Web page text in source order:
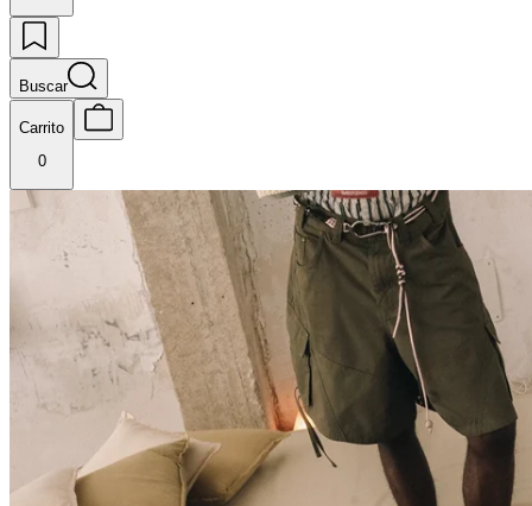
Buscar
Carrito
0